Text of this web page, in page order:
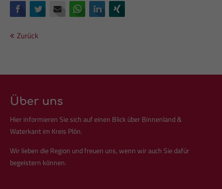
Drop us a line
info@yourdomain.com
nascetur ridiculus mus. Donec quam felis, ultricies nec.
FacebookTwitter E-mail WhatsAppLinkedIn
Zurück
Über uns
Hier informieren Sie sich auf einen Blick über Binnenland &
Waterkant im Kreis Plön.
Wir lieben die Region und freuen uns, wenn wir auch Sie dafür
begeistern können.